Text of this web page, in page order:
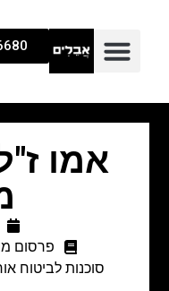
אמו
פרסום
סוכנות לביטוח